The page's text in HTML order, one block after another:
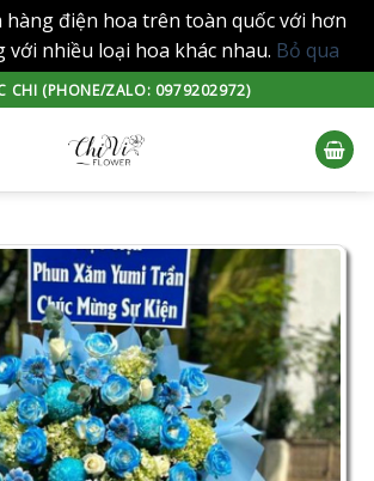
điện hoa trên toàn quốc với hơn
với nhiều loại hoa khác nhau. Bỏ qua
CHI (PHONE/ZALO: 0979202972)